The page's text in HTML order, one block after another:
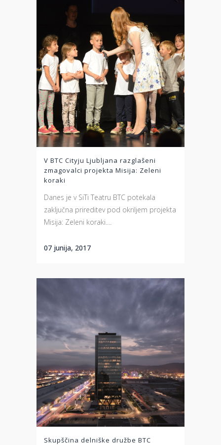
V BTC Cityju Ljubljana razglašeni
zmagovalci projekta Misija: Zeleni
koraki
Danes je v SiTi Teatru BTC potekala
zaključna prireditev pod okriljem projekta
Misija: Zeleni koraki....
07 junija, 2017
Skupščina delniške družbe BTC